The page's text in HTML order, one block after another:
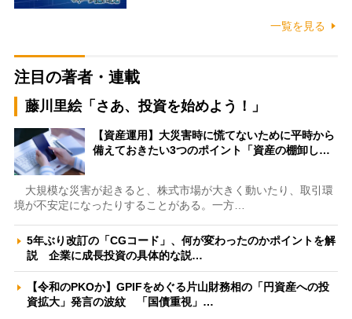
一覧を見る
注目の著者・連載
藤川里絵「さあ、投資を始めよう！」
【資産運用】大災害時に慌てないために平時から
備えておきたい3つのポイント「資産の棚卸し…
大規模な災害が起きると、株式市場が大きく動いたり、取引環
境が不安定になったりすることがある。一方…
5年ぶり改訂の「CGコード」、何が変わったのかポイントを解
説 企業に成長投資の具体的な説…
【令和のPKOか】GPIFをめぐる片山財務相の「円資産への投
資拡大」発言の波紋 「国債重視」…